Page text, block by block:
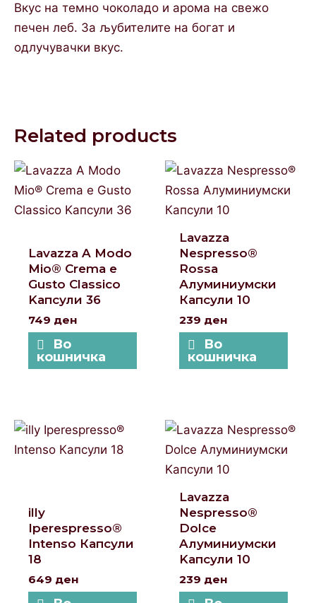
Вкус на темно чоколадо и арома на свежо
печен леб. За љубителите на богат и
одлучувачки вкус.
Related products
Lavazza A Modo
Mio® Crema e
Gusto Classico
Kапсули 36
749 ден
Во
кошничка
Lavazza
Nespresso®
Rossa
Алуминиумски
Капсули 10
239 ден
Во
кошничка
illy
Iperespresso®
Intenso Капсули
18
649 ден
Lavazza
Nespresso®
Dolce
Aлуминиумски
Kапсули 10
239 ден